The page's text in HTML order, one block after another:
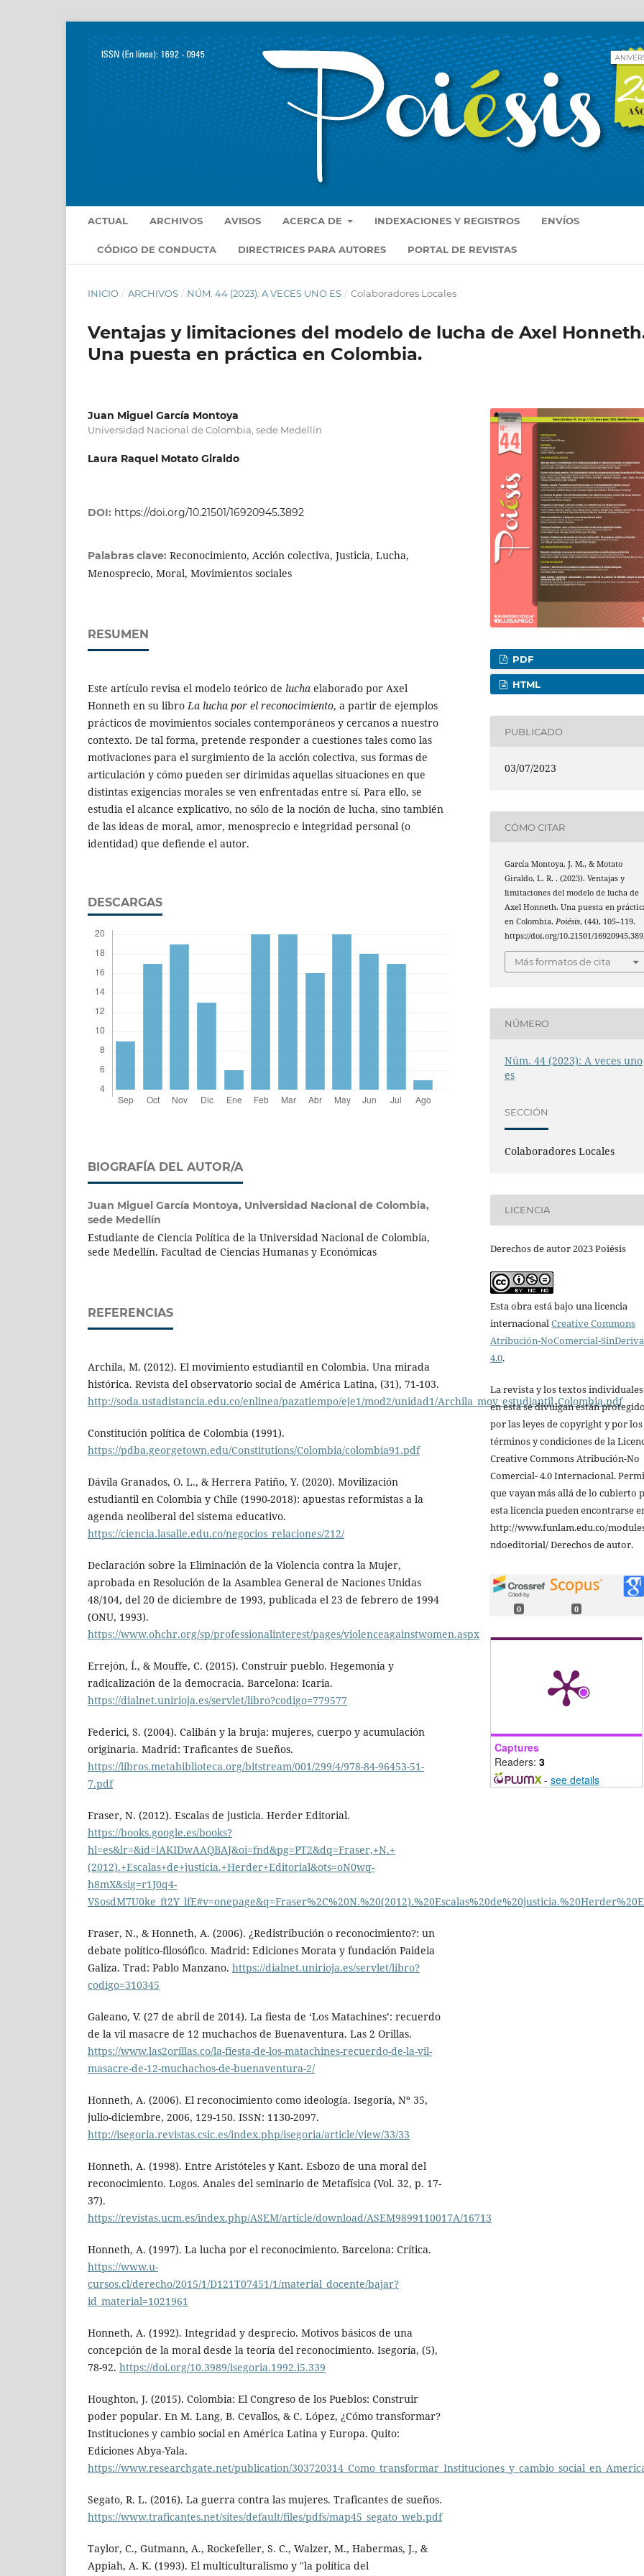
ACTUAL ARCHIVOS AVISOS ACERCA DE INDEXACIONES Y REGISTROS ENVÍOS
CÓDIGO DE CONDUCTA DIRECTRICES PARA AUTORES PORTAL DE REVISTAS
INICIO / ARCHIVOS / NÚM. 44 (2023): A VECES UNO ES / Colaboradores Locales
Ventajas y limitaciones del modelo de lucha de Axel
Una puesta en práctica en Colombia.
Juan Miguel García Montoya
Universidad Nacional de Colombia, sede Medellín
Laura Raquel Motato Giraldo
DOI: https://doi.org/10.21501/16920945.3892
Palabras clave: Reconocimiento, Acción colectiva, Justicia, Lucha,
Menosprecio, Moral, Movimientos sociales
RESUMEN
Este artículo revisa el modelo teórico de lucha elaborado por Axel
Honneth en su libroLa lucha por el reconocimiento, a partir de ejemplos
prácticos de movimientos sociales contemporáneos y cercanos a nuestro
contexto. De tal forma, pretende responder a cuestiones tales como las
motivaciones para el surgimiento de la acción colectiva, sus formas de
articulación y cómo pueden ser dirimidas aquellas situaciones en que
distintas exigencias morales se ven enfrentadas entre sí. Para ello, se
estudia el alcance explicativo, no sólo de la noción de lucha, sino también
de las ideas de moral, amor, menosprecio e integridad personal (o
identidad) que defiende el autor.
DESCARGAS
BIOGRAFÍA DEL AUTOR/A
Juan Miguel García Montoya, Universidad Nacional de Colombia,
sede Medellín
Estudiante de Ciencia Política de la Universidad Nacional de Colombia,
sede Medellín. Facultad de Ciencias Humanas y Económicas
REFERENCIAS
Archila, M. (2012). El movimiento estudiantil en Colombia. Una mirada
histórica. Revista del observatorio social de América Latina, (31), 71-103.
http://soda.ustadistancia.edu.co/enlinea/pazatiempo/eje1/mod2/unidad1/Archila_mov_estudiantil_Colombia.pdf
Constitución política de Colombia (1991).
https://pdba.georgetown.edu/Constitutions/Colombia/colombia91.pdf
Dávila Granados, O. L., & Herrera Patiño, Y. (2020). Movilización
estudiantil en Colombia y Chile (1990-2018): apuestas reformistas a la
agenda neoliberal del sistema educativo.
https://ciencia.lasalle.edu.co/negocios_relaciones/212/
Declaración sobre la Eliminación de la Violencia contra la Mujer,
aprobada en Resolución de la Asamblea General de Naciones Unidas
48/104, del 20 de diciembre de 1993, publicada el 23 de febrero de 1994
(ONU, 1993).
https://www.ohchr.org/sp/professionalinterest/pages/violenceagainstwomen.aspx
Errejón, Í., & Mouffe, C. (2015). Construir pueblo. Hegemonía y
radicalización de la democracia. Barcelona: Icaria.
https://dialnet.unirioja.es/servlet/libro?codigo=779577
Federici, S. (2004). Calibán y la bruja: mujeres, cuerpo y acumulación
originaria. Madrid: Traficantes de Sueños.
https://libros.metabiblioteca.org/bitstream/001/299/4/978-84-96453-51-
7.pdf
Fraser, N. (2012). Escalas de justicia. Herder Editorial.
https://books.google.es/books?
hl=es&lr=&id=lAKIDwAAQBAJ&oi=fnd&pg=PT2&dq=Fraser,+N.+
(2012).+Escalas+de+justicia.+Herder+Editorial&ots=oN0wq-
h8mX&sig=r1J0q4-
Fraser, N., & Honneth, A. (2006). ¿Redistribución o reconocimiento?: un
debate político-filosófico. Madrid: Ediciones Morata y fundación Paideia
Galiza. Trad: Pablo Manzano. https://dialnet.unirioja.es/servlet/libro?
codigo=310345
Galeano, V. (27 de abril de 2014). La fiesta de ‘Los Matachines’: recuerdo
de la vil masacre de 12 muchachos de Buenaventura. Las 2 Orillas.
https://www.las2orillas.co/la-fiesta-de-los-matachines-recuerdo-de-la-vil-
masacre-de-12-muchachos-de-buenaventura-2/
Honneth, A. (2006). El reconocimiento como ideología. Isegoría, Nº 35,
julio-diciembre, 2006, 129-150. ISSN: 1130-2097.
http://isegoria.revistas.csic.es/index.php/isegoria/article/view/33/33
Honneth, A. (1998). Entre Aristóteles y Kant. Esbozo de una moral del
reconocimiento. Logos. Anales del seminario de Metafísica (Vol. 32, p. 17-
37).
https://revistas.ucm.es/index.php/ASEM/article/download/ASEM9899110017A/16713
Honneth, A. (1997). La lucha por el reconocimiento. Barcelona: Crítica.
https://www.u-
cursos.cl/derecho/2015/1/D121T07451/1/material_docente/bajar?
id_material=1021961
Honneth, A. (1992). Integridad y desprecio. Motivos básicos de una
concepción de la moral desde la teoría del reconocimiento. Isegoría, (5),
78-92. https://doi.org/10.3989/isegoria.1992.i5.339
Houghton, J. (2015). Colombia: El Congreso de los Pueblos: Construir
poder popular. En M. Lang, B. Cevallos, & C. López, ¿Cómo transformar?
Instituciones y cambio social en América Latina y Europa. Quito:
Ediciones Abya-Yala.
https://www.researchgate.net/publication/
Segato, R. L. (2016). La guerra contra las mujeres. Traficantes de sueños.
https://www.traficantes.net/sites/default/files/pdfs/map45_segato_web.pdf
Taylor, C., Gutmann, A., Rockefeller, S. C., Walzer, M., Habermas, J., &
Appiah, A. K. (1993). El multiculturalismo y "la política del
PDF
HTML
PUBLICADO
03/07/2023
CÓMO CITAR
García Montoya, J. M., & Motato
Giraldo, L. R. . (2023). Ventajas y
limitaciones del modelo de lucha de
Axel Honneth. Una puesta en
en Colombia.Poiésis, (44), 105–119.
https://doi.org/10.21501/
Más formatos de cita
NÚMERO
Núm. 44 (2023): A veces uno
es
SECCIÓN
Colaboradores Locales
LICENCIA
Derechos de autor 2023 Poiésis
Esta obra está bajo una licencia
internacionalCreative Commons
Atribución-NoComercial-
4.0.
La revista y los textos
en esta se divulgan están
por las leyes de copyright y por los
términos y condiciones de la
Creative Commons Atribución-No
Comercial- 4.0 Internacional.
que vayan más allá de lo cubierto
esta licencia pueden encontrarse
http://www.funlam.edu.co/
ndoeditorial/ Derechos de autor.
0 0
Captures
Readers: 3
- see details